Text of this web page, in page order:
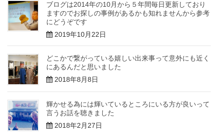
ブログは2014年の10月から５年間毎日更新しており
ますのでお探しの事例があるかも知れませんから参考
にどうぞです
2019年10月22日
どこかで繋がっている嬉しい出来事って意外にも近く
にあるんだと思いました
2018年8月8日
輝かせる為には輝いているところにいる方が良いって
言うお話を聴きました
2018年2月27日